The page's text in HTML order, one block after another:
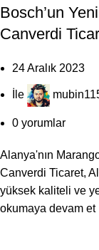
Bosch’un
Canverdi
24 Aralık 2023
İle
0 yorumlar
Alanya'nın
Canverdi Ticaret,
yüksek kaliteli ve
okumaya devam et